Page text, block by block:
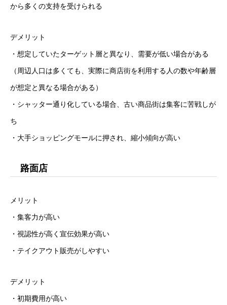
から多くの支持を受けられる
デメリット
・想定していたターゲット層と異なり、需要が低い場合がある
（周辺人口は多くても、実際に商店街を利用する人の数や年齢層
が想定と異なる場合がある）
・シャッター通り化している場合、古い商品街は集客に苦戦しが
ち
・大手ショッピングモールに押され、縮小傾向が高い
路面店
メリット
・集客力が高い
・視認性が高く宣伝効果が高い
・テイクアウト販売がしやすい
デメリット
・初期費用が高い